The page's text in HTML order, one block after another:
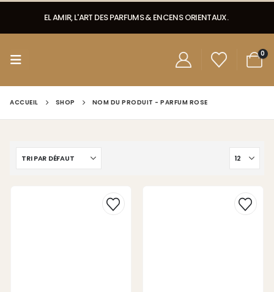
EL AMIR, L'ART DES PARFUMS & ENCENS ORIENTAUX.
0
ACCUEIL SHOP NOM DU PRODUIT - PARFUM ROSE